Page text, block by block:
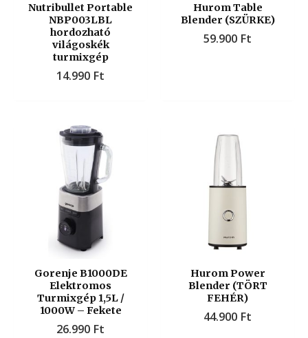
Nutribullet Portable
NBP003LBL
hordozható
világoskék
turmixgép
14.990 Ft
Hurom Table
Blender (SZÜRKE)
59.900 Ft
Gorenje B1000DE
Elektromos
Turmixgép 1,5L /
1000W – Fekete
26.990 Ft
Hurom Power
Blender (TÖRT
FEHÉR)
44.900 Ft